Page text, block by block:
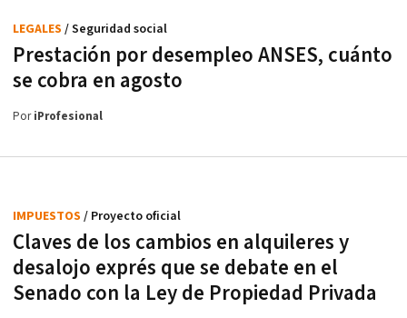
Prestación por desempleo ANSES, cuánto
se cobra en agosto
LEGALES / Seguridad social
PoriProfesional
Claves de los cambios en alquileres y
desalojo exprés que se debate en el
Senado con la Ley de Propiedad Privada
IMPUESTOS / Proyecto oficial